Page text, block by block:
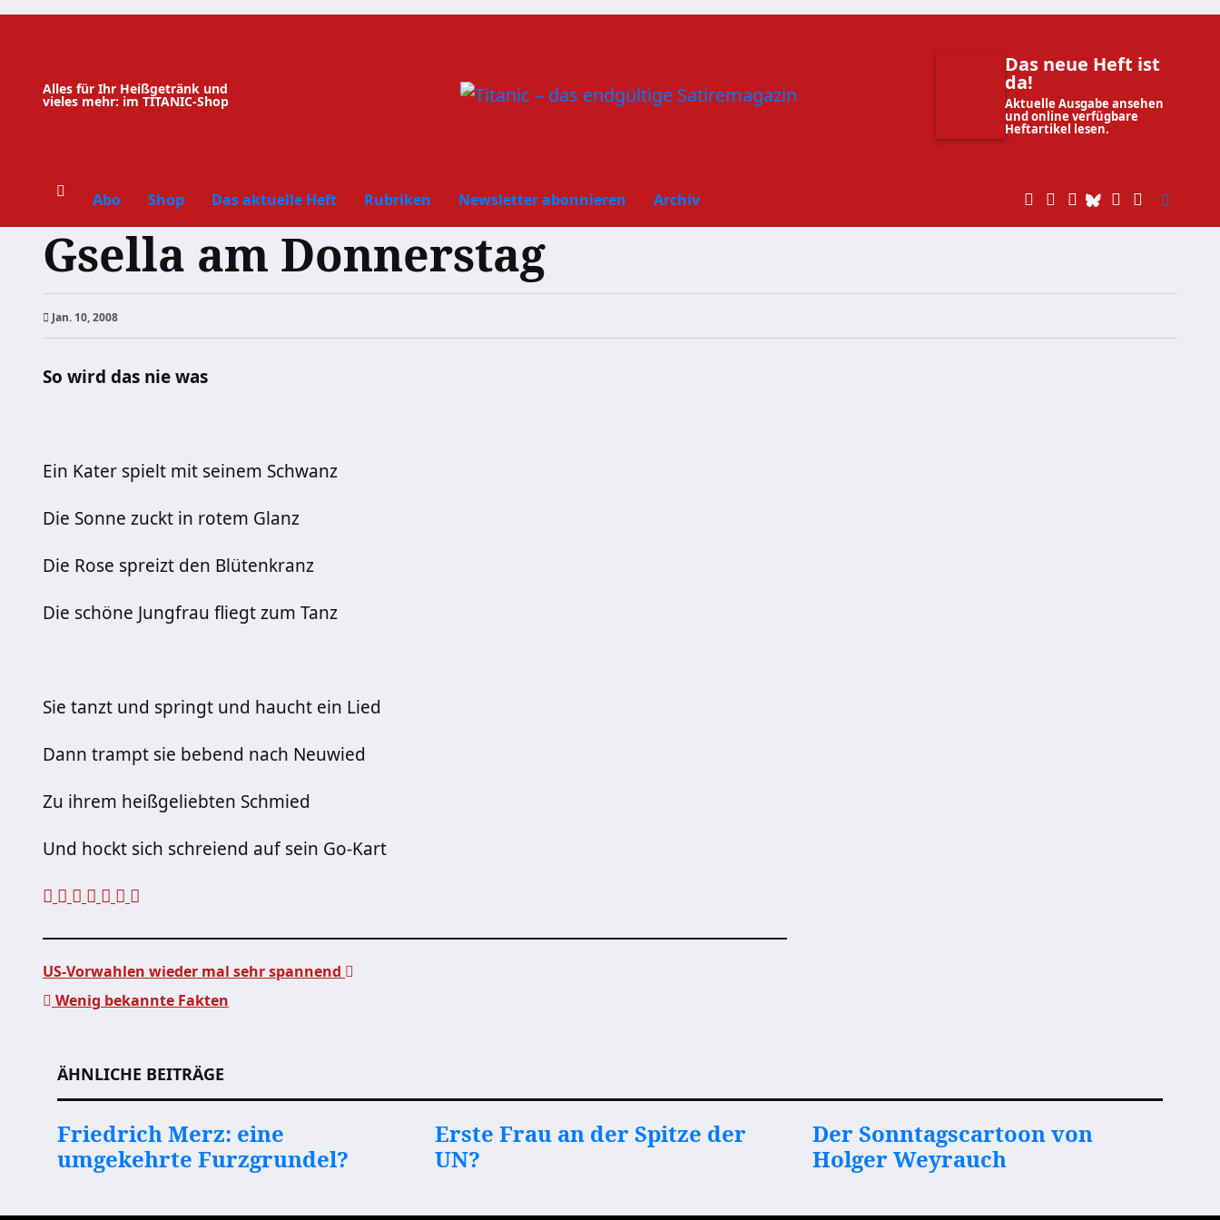
Zum
Alles für Ihr Heißgetränk und
vieles mehr: im TITANIC-Shop
Das neue Heft ist
da!
Aktuelle Ausgabe ansehen
und online verfügbare
Heftartikel lesen.
Abo Shop Das aktuelle Heft Rubriken Newsletter abonnieren Archiv
Gsella am Donnerstag
Jan. 10, 2008
So wird das nie was
Ein Kater spielt mit seinem Schwanz
Die Sonne zuckt in rotem Glanz
Die Rose spreizt den Blütenkranz
Die schöne Jungfrau fliegt zum Tanz
Sie tanzt und springt und haucht ein Lied
Dann trampt sie bebend nach Neuwied
Zu ihrem heißgeliebten Schmied
Und hockt sich schreiend auf sein Go-Kart
US-Vorwahlen wieder mal sehr spannend
Wenig bekannte Fakten
ÄHNLICHE BEITRÄGE
Friedrich Merz: eine
umgekehrte Furzgrundel?
Erste Frau an der Spitze der
UN?
Der Sonntagscartoon von
Holger Weyrauch